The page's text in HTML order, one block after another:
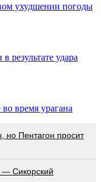
ухудшении погоды
результате удара
время урагана
Пентагон просит
— Сикорский